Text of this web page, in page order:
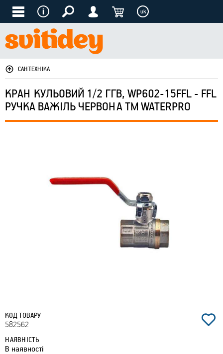
uk
САНТЕХНІКА
КРАН КУЛЬОВИЙ 1/2 ГГВ, WP602-15FFL - FFL
РУЧКА ВАЖІЛЬ ЧЕРВОНА ТМ WATERPRO
КОД ТОВАРУ
582562
НАЯВНІСТЬ
В наявності